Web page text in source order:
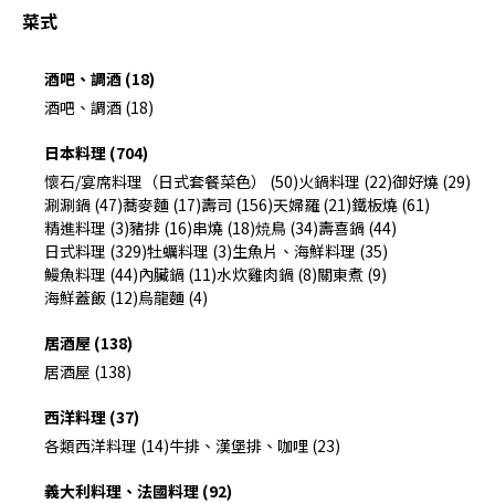
菜式
酒吧、調酒 (18)
酒吧、調酒 (18)
日本料理 (704)
懷石/宴席料理（日式套餐菜色） (50)火鍋料理 (22)御好燒 (29)
涮涮鍋 (47)蕎麥麵 (17)壽司 (156)天婦羅 (21)鐵板燒 (61)
精進料理 (3)豬排 (16)串燒 (18)焼鳥 (34)壽喜鍋 (44)
日式料理 (329)牡蠣料理 (3)生魚片、海鮮料理 (35)
鰻魚料理 (44)內臟鍋 (11)水炊雞肉鍋 (8)關東煮 (9)
海鮮蓋飯 (12)烏龍麵 (4)
居酒屋 (138)
居酒屋 (138)
西洋料理 (37)
各類西洋料理 (14)牛排、漢堡排、咖哩 (23)
義大利料理、法國料理 (92)